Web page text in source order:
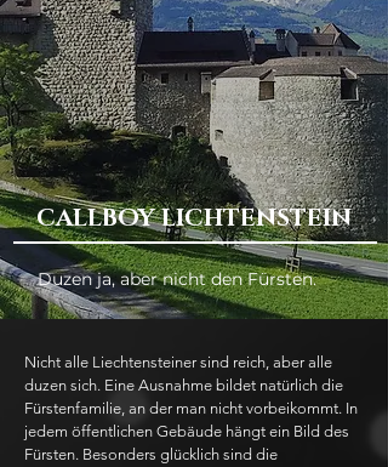
CALLBOY LICHTENSTEIN
Duzen ja, aber nicht den Fürsten.
Nicht alle Liechtensteiner sind reich, aber alle
duzen sich. Eine Ausnahme bildet natürlich die
Fürstenfamilie, an der man nicht vorbeikommt. In
jedem öffentlichen Gebäude hängt ein Bild des
Fürsten. Besonders glücklich sind die